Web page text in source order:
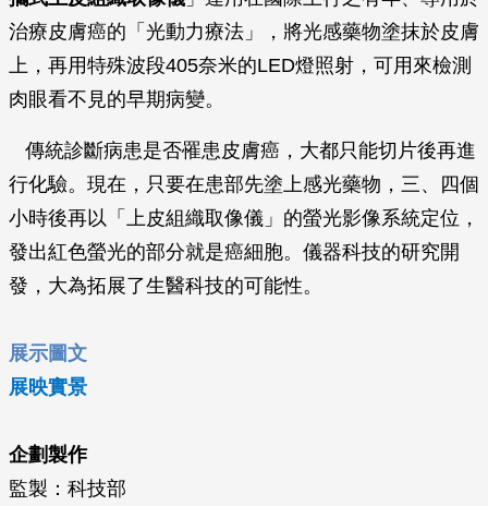
治療皮膚癌的「光動力療法」，將光感藥物塗抹於皮膚
上，再用特殊波段405奈米的LED燈照射，可用來檢測
肉眼看不見的早期病變。
傳統診斷病患是否罹患皮膚癌，大都只能切片後再進
行化驗。現在，只要在患部先塗上感光藥物，三、四個
小時後再以「上皮組織取像儀」的螢光影像系統定位，
發出紅色螢光的部分就是癌細胞。儀器科技的研究開
發，大為拓展了生醫科技的可能性。
展示圖文
展映實景
企劃製作
監製：科技部